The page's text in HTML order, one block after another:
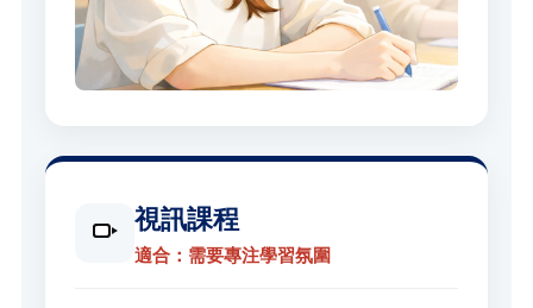
視訊課程
適合：需要專注學習氛圍